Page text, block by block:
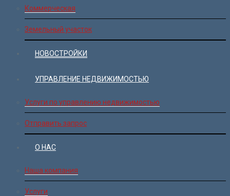
Коммерческая
Земельный участок
НОВОСТРОЙКИ
УПРАВЛЕНИЕ НЕДВИЖИМОСТЬЮ
Услуги по управлению недвижимостью
Отправить запрос
О НАС
Наша компания
Услуги